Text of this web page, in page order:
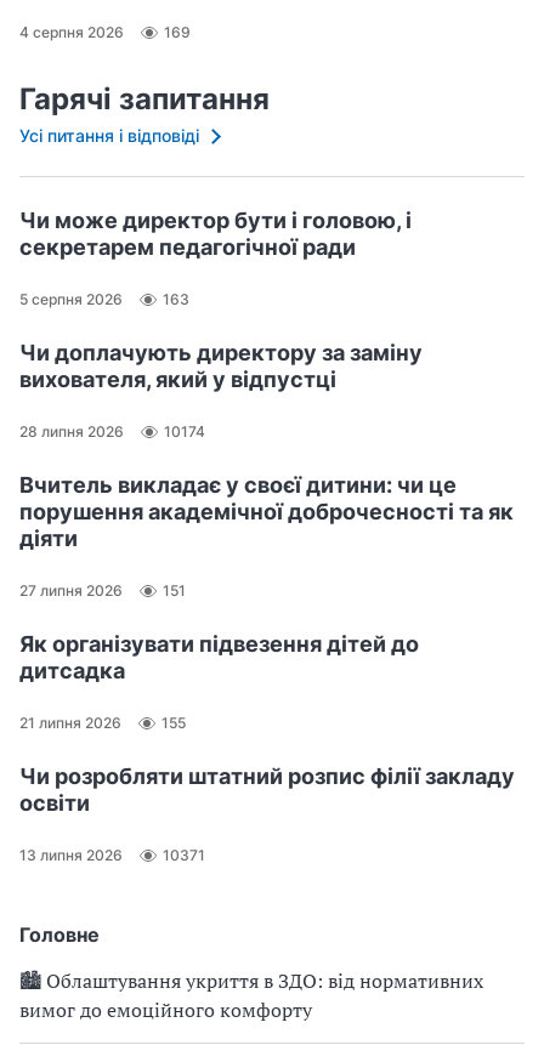
Головне
🏙 Облаштування укриття в ЗДО: від нормативних
вимог до емоційного комфорту
4 серпня 2026 169
Гарячі запитання
Усі питання і відповіді
Чи може директор бути і головою, і
секретарем педагогічної ради
5 серпня 2026 163
Чи доплачують директору за заміну
вихователя, який у відпустці
28 липня 2026 10174
Вчитель викладає у своєї дитини: чи це
порушення академічної доброчесності та як
діяти
27 липня 2026 151
Як організувати підвезення дітей до
дитсадка
21 липня 2026 155
Чи розробляти штатний розпис філії закладу
освіти
13 липня 2026 10371